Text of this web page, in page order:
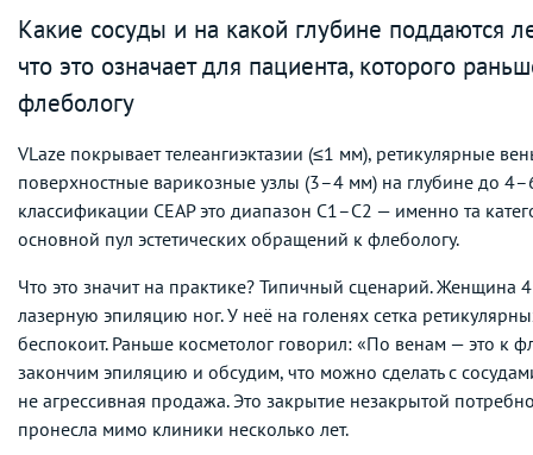
Какие сосуды и на какой глубине поддаются
что это означает для пациента, которого
флебологу
VLaze покрывает телеангиэктазии (≤1 мм), ретикулярные
поверхностные варикозные узлы (3–4 мм) на глубине до
классификации CEAP это диапазон C1–C2 — именно та
основной пул эстетических обращений к флебологу.
Что это значит на практике? Типичный сценарий. Женщина
лазерную эпиляцию ног. У неё на голенях сетка
беспокоит. Раньше косметолог говорил: «По венам — это к
закончим эпиляцию и обсудим, что можно сделать с
не агрессивная продажа. Это закрытие незакрытой
пронесла мимо клиники несколько лет.